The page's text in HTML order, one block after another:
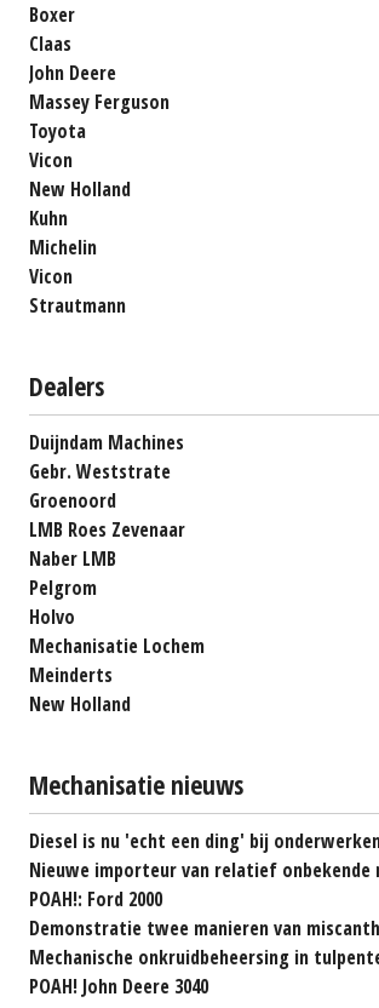
Boxer
Claas
John Deere
Massey Ferguson
Toyota
Vicon
New Holland
Kuhn
Michelin
Vicon
Strautmann
Dealers
Duijndam Machines
Gebr. Weststrate
Groenoord
LMB Roes Zevenaar
Naber LMB
Pelgrom
Holvo
Mechanisatie Lochem
Meinderts
New Holland
Mechanisatie nieuws
Diesel is nu 'echt een ding' bij
Nieuwe importeur van relatief onbekende
POAH!: Ford 2000
Demonstratie twee manieren van
Mechanische onkruidbeheersing in
POAH! John Deere 3040